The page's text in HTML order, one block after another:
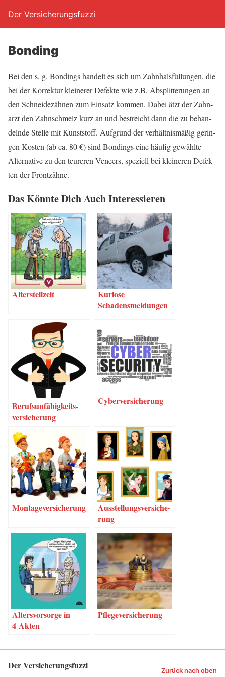
Der Versicherungsfuzzi
Bon­ding
Bei den s. g. Bon­dings han­delt es sich um Zahn­hals­fül­lun­gen, die
bei der Kor­rek­tur klei­ne­rer Defek­te wie z.B. Absplit­te­run­gen an
den Schnei­de­zäh­nen zum Ein­satz kom­men. Dabei ätzt der Zahn­
arzt den Zahn­schmelz kurz an und bestreicht dann die zu behan­
deln­de Stel­le mit Kunst­stoff. Auf­grund der ver­hält­nis­mä­ßig gerin­
gen Kos­ten (ab ca. 80 €) sind Bon­dings eine häu­fig gewähl­te
Alter­na­ti­ve zu den teu­re­ren Veneers, spe­zi­ell bei klei­ne­ren Defek­
ten der Frontzähne.
Das Könn­te Dich Auch Interessieren
Alters­teil­zeit
Kurio­se
Schadensmeldungen
Berufs­un­fä­hig­keits­
ver­si­che­rung
Cyber­ver­si­che­rung
Mon­ta­ge­ver­si­che­rung
Aus­stel­lungs­ver­si­che­
rung
Alters­vor­sor­ge in
4 Akten
Pfle­ge­ver­si­che­rung
Der Versicherungsfuzzi Zurück nach oben